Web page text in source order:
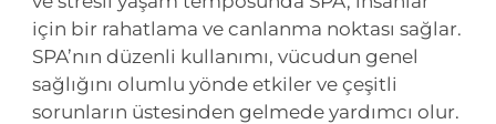
için bir rahatlama ve canlanma noktası sağlar.
SPA’nın düzenli kullanımı, vücudun genel
sağlığını olumlu yönde etkiler ve çeşitli
sorunların üstesinden gelmede yardımcı olur.